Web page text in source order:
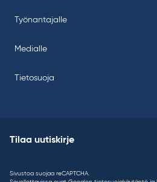
Työnantajalle
Medialle
Tietosuoja
Tilaa uutiskirje
Sivustoa suojaa reCAPTCHA.